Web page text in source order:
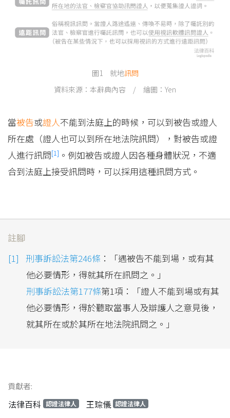
圖1 就地訊問
資料來源：本辭典內容 / 繪圖：Yen
當被告或證人不能到法庭上的時候，可以到被告或證人
所在處（證人也可以到所在地法院訊問），對被告或證
人進行訊問[1] 。例如被告或證人因各種身體狀況，不適
合到法庭上接受訊問時，可以採用這種訊問方式。
註腳
刑事訴訟法第246條 ：「遇被告不能到場，或有其
他必要情形，得就其所在訊問之。」
刑事訴訟法第177條第1項：「證人不能到場或有其
他必要情形，得於聽取當事人及辯護人之意見後，
就其所在或於其所在地法院訊問之。」
貢獻者:
法律百科 認證法律人 王琮儀 認證法律人